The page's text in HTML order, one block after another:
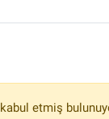
kabul etmiş